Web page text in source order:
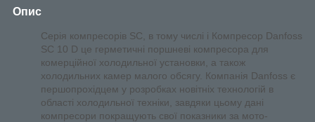
Опис
Серія компресорів SC, в тому числі і Компресор Danfoss
SC 10 D це герметичні поршневі компресора для
комерційної холодильної установки, а також
холодильних камер малого обсягу. Компанія Danfoss є
першопрохідцем у розробках новітніх технологій в
області холодильної техніки, завдяки цьому дані
компресори покращують свої показники за мото-